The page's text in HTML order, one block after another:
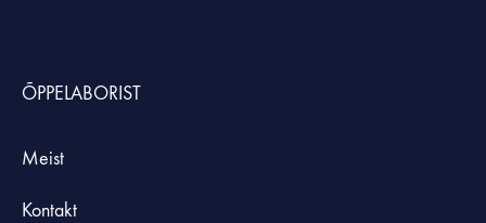
ÕPPELABORIST
Meist
Kontakt